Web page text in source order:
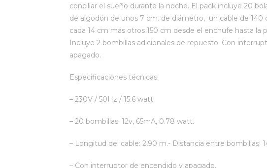
conciliar el sueño durante la noche. El pack incluye 20
de algodón de unos 7 cm. de diámetro, un cable de 140
cada 14 cm más otros 150 cm desde el enchufe hasta la
Incluye 2 bombillas adicionales de repuesto. Con
apagado.
Especificaciones técnicas:
– 230V / 50Hz / 15.6 watt.
– 20 bombillas: 12v, 65mA, 0.78 watt.
– Longitud del cable: 2,90 m.- Distancia entre bombillas:
– Con interruptor de encendido y apagado.